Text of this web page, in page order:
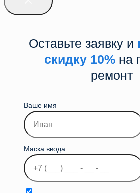
Оставьте заявку и
скидку 10%на
ремонт
Ваше имя
Маска ввода